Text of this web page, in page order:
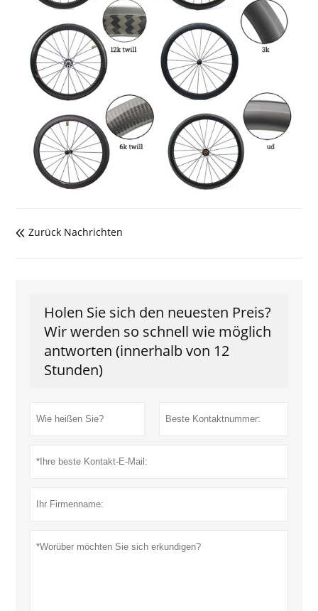
 Zurück Nachrichten
Holen Sie sich den neuesten Preis?
Wir werden so schnell wie möglich
antworten (innerhalb von 12
Stunden)